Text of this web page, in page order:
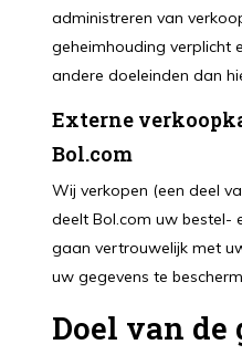
administreren van
geheimhouding verplicht
andere doeleinden dan
Externe
Bol.com
Wij verkopen (een deel
deelt Bol.com uw bestel-
gaan vertrouwelijk met
uw gegevens te
Doel van